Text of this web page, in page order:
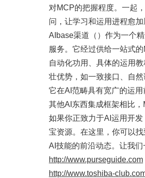
对MCP的把握程度。一起
问，让学习和运用进程愈加
AIbase渠道（）作为一个
服务。它经过供给一站式
自动化功用、具体的运用
壮优势，如一致接口、自
它在AI范畴具有宽广的运
其他AI东西集成框架相比
如果你正致力于AI运用开
宝资源。在这里，你可以
AI技能的前沿动态。让我
http://www.purseguide.com
http://www.toshiba-